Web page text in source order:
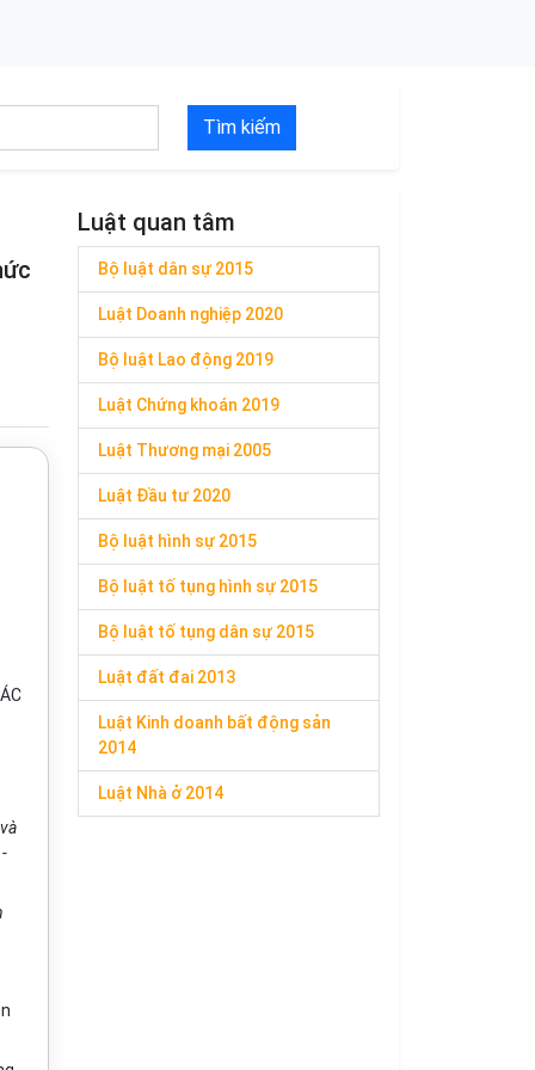
Tìm kiếm
Luật quan tâm
Bộ luật dân sự 2015
Luật Doanh nghiệp 2020
Bộ luật Lao động 2019
Luật Chứng khoán 2019
Luật Thương mại 2005
Luật Đầu tư 2020
Bộ luật hình sự 2015
Bộ luật tố tụng hình sự 2015
Bộ luật tố tụng dân sự 2015
Luật đất đai 2013
Luật Kinh doanh bất động sản
2014
Luật Nhà ở 2014